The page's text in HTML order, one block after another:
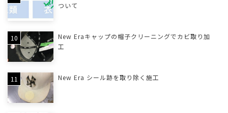
ついて
New Eraキャップの帽子クリーニングでカビ取り加
工
New Era シール跡を取り除く施工